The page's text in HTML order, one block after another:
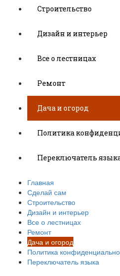
Строительство
Дизайн и интерьер
Все о лестницах
Ремонт
Дача и огород
Политика
Переключатель
Главная
Сделай сам
Строительство
Дизайн и интерьер
Все о лестницах
Ремонт
Дача и огород
Политика
Переключатель языка